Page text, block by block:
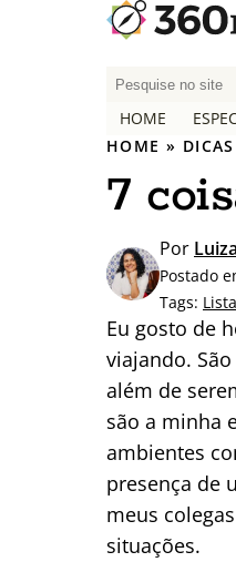
P
q
u
a
r
p
o
r
:
HOME
HOME »
7
Por
Postado
Tags:
Eu gosto de
viajando.
além de
são a minha
ambientes
presença de
meus
situações.